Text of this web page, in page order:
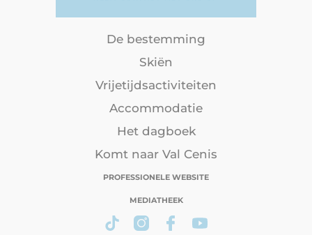
De bestemming
Skiën
Vrijetijdsactiviteiten
Accommodatie
Het dagboek
Komt naar Val Cenis
PROFESSIONELE WEBSITE
MEDIATHEEK